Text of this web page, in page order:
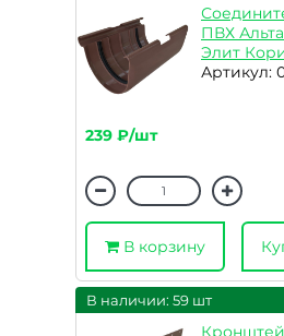
ПВХ
Элит
Артикул:
239 ₽/шт
В корзину
В наличии: 59 шт